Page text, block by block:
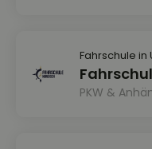
Fahrschule
PKW &